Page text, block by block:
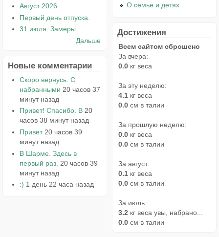
Август 2026
Первый день отпуска.
31 июля. Замеры
Дальше
Новые комментарии
Скоро вернусь. С
набранными 20 часов 37
минут назад
Привет! Спасибо. В 20
часов 38 минут назад
Привет 20 часов 39
минут назад
В Шарме. Здесь в
первый раз. 20 часов 39
минут назад
:) 1 день 22 часа назад
О семье и детях
Достижения
Всем сайтом сброшено
За вчера:
0.0 кг веса
За эту неделю:
4.1 кг веса
0.0 см в талии
За прошлую неделю:
0.0 кг веса
0.0 см в талии
За август:
0.1 кг веса
0.0 см в талии
За июль:
3.2 кг веса увы, набрано...
0.0 см в талии